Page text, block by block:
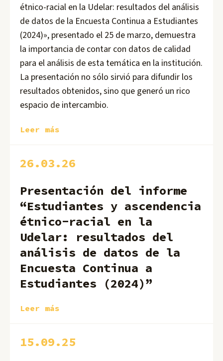
étnico-racial en la Udelar: resultados del análisis
de datos de la Encuesta Continua a Estudiantes
(2024)», presentado el 25 de marzo, demuestra
la importancia de contar con datos de calidad
para el análisis de esta temática en la institución.
La presentación no sólo sirvió para difundir los
resultados obtenidos, sino que generó un rico
espacio de intercambio.
Leer más
26.03.26
Presentación del informe
“Estudiantes y ascendencia
étnico-racial en la
Udelar: resultados del
análisis de datos de la
Encuesta Continua a
Estudiantes (2024)”
Leer más
15.09.25